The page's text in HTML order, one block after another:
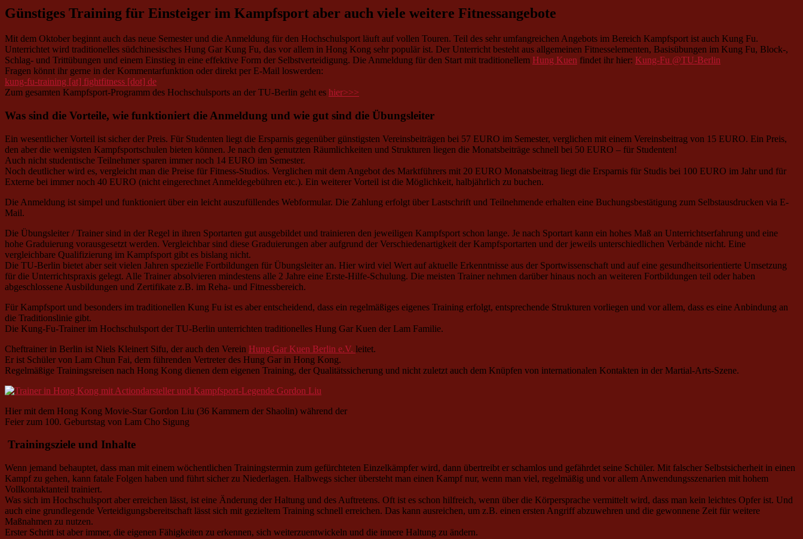
Günstiges Training für Einsteiger im Kampfsport aber auch viele weitere Fitnessangebote
Mit dem Oktober beginnt auch das neue Semester und die Anmeldung für den Hochschulsport läuft auf vollen Touren. Teil des sehr umfangreichen Angebots im Bereich Kampfsport ist auch Kung Fu.
Unterrichtet wird traditionelles südchinesisches Hung Gar Kung Fu, das vor allem in Hong Kong sehr populär ist. Der Unterricht besteht aus allgemeinen Fitnesselementen, Basisübungen im Kung Fu, Block-,
Schlag- und Trittübungen und einem Einstieg in eine effektive Form der Selbstverteidigung. Die Anmeldung für den Start mit traditionellem Hung Kuen findet ihr hier: Kung-Fu @TU-Berlin
Fragen könnt ihr gerne in der Kommentarfunktion oder direkt per E-Mail loswerden:
kung-fu-training [at] fightfitness [dot] de
Zum gesamten Kampfsport-Programm des Hochschulsports an der TU-Berlin geht es hier>>>
Was sind die Vorteile, wie funktioniert die Anmeldung und wie gut sind die Übungsleiter
Ein wesentlicher Vorteil ist sicher der Preis. Für Studenten liegt die Ersparnis gegenüber günstigsten Vereinsbeiträgen bei 57 EURO im Semester, verglichen mit einem Vereinsbeitrag von 15 EURO. Ein Preis,
den aber die wenigsten Kampfsportschulen bieten können. Je nach den genutzten Räumlichkeiten und Strukturen liegen die Monatsbeiträge schnell bei 50 EURO – für Studenten!
Auch nicht studentische Teilnehmer sparen immer noch 14 EURO im Semester.
Noch deutlicher wird es, vergleicht man die Preise für Fitness-Studios. Verglichen mit dem Angebot des Marktführers mit 20 EURO Monatsbeitrag liegt die Ersparnis für Studis bei 100 EURO im Jahr und für
Externe bei immer noch 40 EURO (nicht eingerechnet Anmeldegebühren etc.). Ein weiterer Vorteil ist die Möglichkeit, halbjährlich zu buchen.
Die Anmeldung ist simpel und funktioniert über ein leicht auszufüllendes Webformular. Die Zahlung erfolgt über Lastschrift und Teilnehmende erhalten eine Buchungsbestätigung zum Selbstausdrucken via E-
Mail.
Die Übungsleiter / Trainer sind in der Regel in ihren Sportarten gut ausgebildet und trainieren den jeweiligen Kampfsport schon lange. Je nach Sportart kann ein hohes Maß an Unterrichtserfahrung und eine
hohe Graduierung vorausgesetzt werden. Vergleichbar sind diese Graduierungen aber aufgrund der Verschiedenartigkeit der Kampfsportarten und der jeweils unterschiedlichen Verbände nicht. Eine
vergleichbare Qualifizierung im Kampfsport gibt es bislang nicht.
Die TU-Berlin bietet aber seit vielen Jahren spezielle Fortbildungen für Übungsleiter an. Hier wird viel Wert auf aktuelle Erkenntnisse aus der Sportwissenschaft und auf eine gesundheitsorientierte Umsetzung
für die Unterrichtspraxis gelegt. Alle Trainer absolvieren mindestens alle 2 Jahre eine Erste-Hilfe-Schulung. Die meisten Trainer nehmen darüber hinaus noch an weiteren Fortbildungen teil oder haben
abgeschlossene Ausbildungen und Zertifikate z.B. im Reha- und Fitnessbereich.
Für Kampfsport und besonders im traditionellen Kung Fu ist es aber entscheidend, dass ein regelmäßiges eigenes Training erfolgt, entsprechende Strukturen vorliegen und vor allem, dass es eine Anbindung an
die Traditionslinie gibt.
Die Kung-Fu-Trainer im Hochschulsport der TU-Berlin unterrichten traditionelles Hung Gar Kuen der Lam Familie.
Cheftrainer in Berlin ist Niels Kleinert Sifu, der auch den Verein Hung Gar Kuen Berlin e.V. leitet.
Er ist Schüler von Lam Chun Fai, dem führenden Vertreter des Hung Gar in Hong Kong.
Regelmäßige Trainingsreisen nach Hong Kong dienen dem eigenen Training, der Qualitätssicherung und nicht zuletzt auch dem Knüpfen von internationalen Kontakten in der Martial-Arts-Szene.
Hier mit dem Hong Kong Movie-Star Gordon Liu (36 Kammern der Shaolin) während der
Feier zum 100. Geburtstag von Lam Cho Sigung
Trainingsziele und Inhalte
Wenn jemand behauptet, dass man mit einem wöchentlichen Trainingstermin zum gefürchteten Einzelkämpfer wird, dann übertreibt er schamlos und gefährdet seine Schüler. Mit falscher Selbstsicherheit in einen
Kampf zu gehen, kann fatale Folgen haben und führt sicher zu Niederlagen. Halbwegs sicher übersteht man einen Kampf nur, wenn man viel, regelmäßig und vor allem Anwendungsszenarien mit hohem
Vollkontaktanteil trainiert.
Was sich im Hochschulsport aber erreichen lässt, ist eine Änderung der Haltung und des Auftretens. Oft ist es schon hilfreich, wenn über die Körpersprache vermittelt wird, dass man kein leichtes Opfer ist. Und
auch eine grundlegende Verteidigungsbereitschaft lässt sich mit gezieltem Training schnell erreichen. Das kann ausreichen, um z.B. einen ersten Angriff abzuwehren und die gewonnene Zeit für weitere
Maßnahmen zu nutzen.
Erster Schritt ist aber immer, die eigenen Fähigkeiten zu erkennen, sich weiterzuentwickeln und die innere Haltung zu ändern.